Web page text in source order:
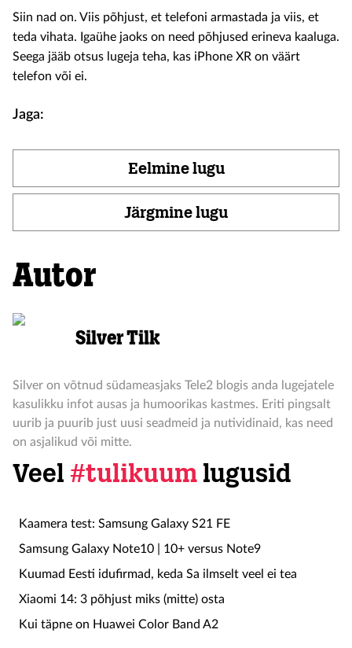
Siin nad on. Viis põhjust, et telefoni armastada ja viis, et
teda vihata. Igaühe jaoks on need põhjused erineva kaaluga.
Seega jääb otsus lugeja teha, kas iPhone XR on väärt
telefon või ei.
Jaga:
Eelmine lugu
Järgmine lugu
Autor
Silver Tilk
Silver on võtnud südameasjaks Tele2 blogis anda lugejatele
kasulikku infot ausas ja humoorikas kastmes. Eriti pingsalt
uurib ja puurib just uusi seadmeid ja nutividinaid, kas need
on asjalikud või mitte.
Veel #tulikuum lugusid
Kaamera test: Samsung Galaxy S21 FE
Samsung Galaxy Note10 | 10+ versus Note9
Kuumad Eesti idufirmad, keda Sa ilmselt veel ei tea
Xiaomi 14: 3 põhjust miks (mitte) osta
Kui täpne on Huawei Color Band A2